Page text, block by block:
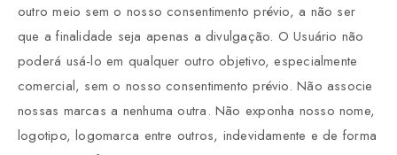
outro meio sem o nosso consentimento prévio, a não ser
que a finalidade seja apenas a divulgação. O Usuário não
poderá usá-lo em qualquer outro objetivo, especialmente
comercial, sem o nosso consentimento prévio. Não associe
nossas marcas a nenhuma outra. Não exponha nosso nome,
logotipo, logomarca entre outros, indevidamente e de forma